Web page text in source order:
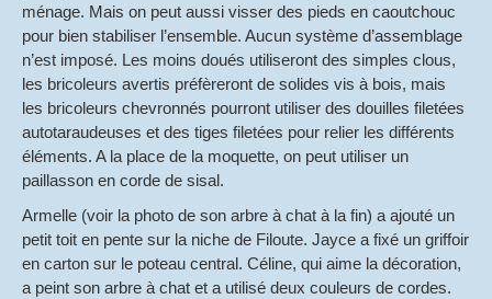
ménage. Mais on peut aussi visser des pieds en caoutchouc
pour bien stabiliser l’ensemble. Aucun système d’assemblage
n’est imposé. Les moins doués utiliseront des simples clous,
les bricoleurs avertis préfèreront de solides vis à bois, mais
les bricoleurs chevronnés pourront utiliser des douilles filetées
autotaraudeuses et des tiges filetées pour relier les différents
éléments. A la place de la moquette, on peut utiliser un
paillasson en corde de sisal.
Armelle (voir la photo de son arbre à chat à la fin) a ajouté un
petit toit en pente sur la niche de Filoute. Jayce a fixé un griffoir
en carton sur le poteau central. Céline, qui aime la décoration,
a peint son arbre à chat et a utilisé deux couleurs de cordes.